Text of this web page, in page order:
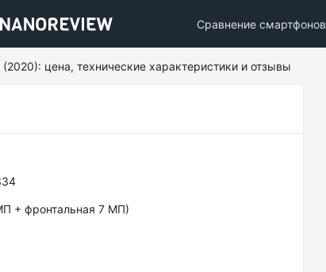
Сравнение смартфонов
(2020): цена, технические характеристики и отзывы
+ фронтальная 7 МП)